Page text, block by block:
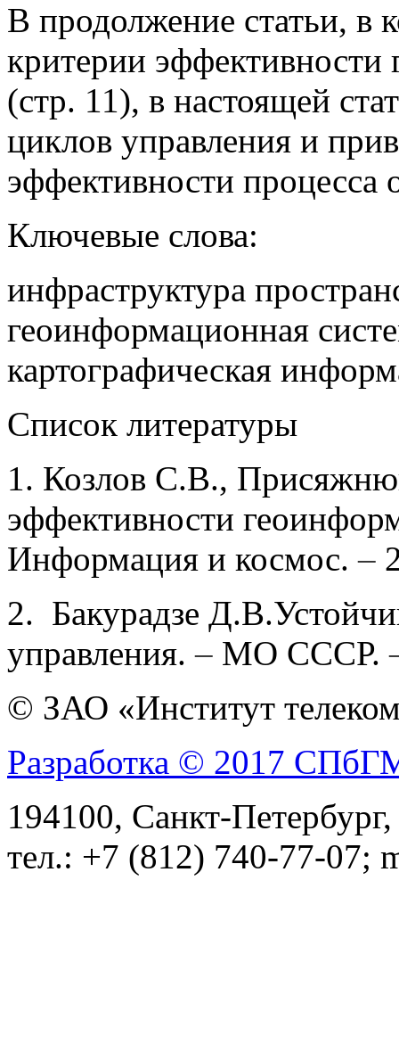
В продолжение статьи, в
критерии
(стр. 11), в настоящей
циклов управления и
эффективности
Ключевые слова:
инфраструктура
геоинформационная
картографическая
Список литературы
1. Козлов С.В.,
эффективности
Информация и космос.–
2. Бакурадзе
управления.– МО СССР.
© ЗАО «Институт
Разработка © 2017
194100, Санкт-
тел.: +7 (812) 740-77-07;